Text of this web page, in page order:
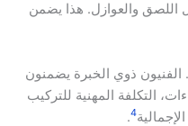
اللصق والعوازل. هذا يضمن
الفنيون ذوي الخبرة يضمنون
التكلفة المهنية للتركيب
4
.